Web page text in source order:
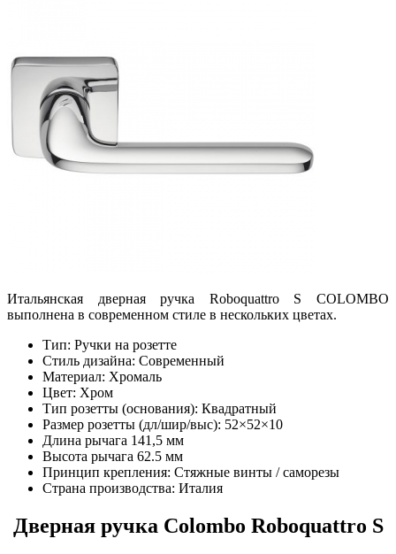
Итальянская дверная ручка Roboquattro S COLOMBO
выполнена в современном стиле в нескольких цветах.
Тип: Ручки на розетте
Стиль дизайна: Современный
Материал: Хромаль
Цвет: Хром
Тип розетты (основания): Квадратный
Размер розетты (дл/шир/выс): 52×52×10
Длина рычага 141,5 мм
Высота рычага 62.5 мм
Принцип крепления: Стяжные винты / саморезы
Страна производства: Италия
Дверная ручка Colombo Roboquattro S